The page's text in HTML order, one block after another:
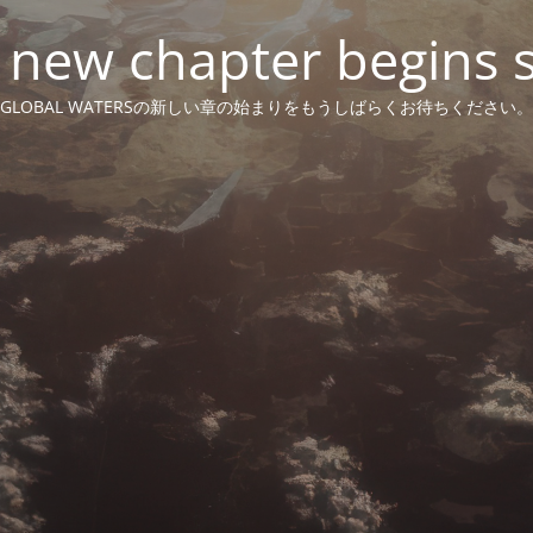
chapter begins
GLOBAL WATERSの新しい章の始まりをもうしばらくお待ちください。